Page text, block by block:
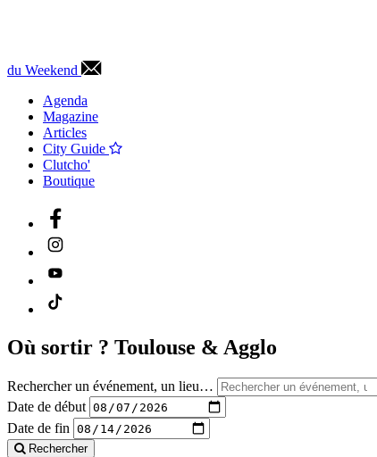
du Weekend
Agenda
Magazine
Articles
City Guide
Clutcho'
Boutique
Où sortir ? Toulouse & Agglo
Rechercher un événement, un lieu…
Date de début
Date de fin
Rechercher